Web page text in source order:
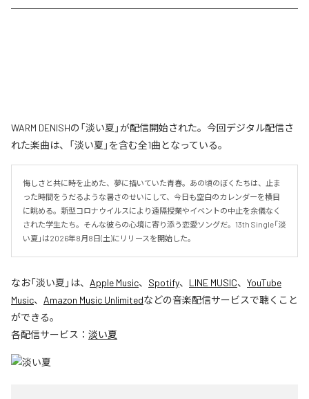
WARM DENISHの「淡い夏」が配信開始された。今回デジタル配信さ
れた楽曲は、「淡い夏」を含む全1曲となっている。
悔しさと共に時を止めた、夢に描いていた青春。あの頃のぼくたちは、止ま
った時間をうだるような暑さのせいにして、今日も空白のカレンダーを横目
に眺める。新型コロナウイルスにより遠隔授業やイベントの中止を余儀なく
された学生たち。そんな彼らの心境に寄り添う恋愛ソングだ。13th Single「淡
い夏」は2026年8月8日(土)にリリースを開始した。
なお「淡い夏 」は、 Apple Music、 Spotify、 LINE MUSIC、 YouTube
Music、 Amazon Music Unlimitedなどの音楽配信サービスで聴くこと
ができる。
各配信サービス： 淡い夏